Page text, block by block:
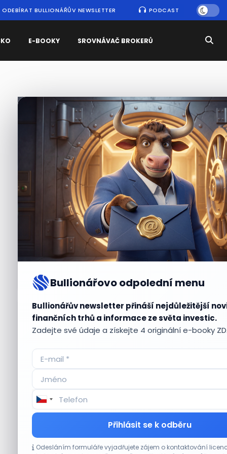
ODEBÍRAT BULLIONÁŘŮV NEWSLETTER PODCAST
E-BOOKY SROVNÁVAČ BROKERŮ
Bullionářovo odpolední menu
Bullionářův newsletter přináší nejdůležitější
finančních trhů a informace ze světa investic.
Zadejte své údaje a získejte 4 originální e-booky
Přihlásit se k odběru
Odesláním formuláře vyjadřujete zájem o kontaktování
Nejčtenějšízprávy
Aktuálnípříležitosti
Akcie Micron klesají, ale nejhoršímu